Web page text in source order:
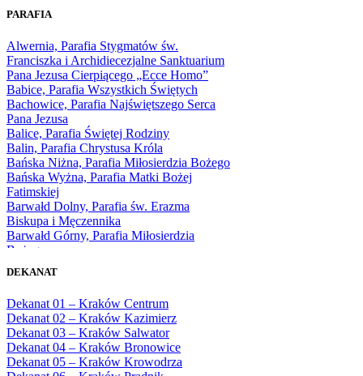
1966
1968
1969
1970
1971
1972
1973
1974
1975
1976
1977
1978
1979
1980
1981
1983
1985
1986
1987
1988
1989
1990
PARAFIA
Alwernia, Parafia Stygmatów św.
Franciszka i Archidiecezjalne Sanktuarium
Pana Jezusa Cierpiącego „Ecce Homo”
Babice, Parafia Wszystkich Świętych
Bachowice, Parafia Najświętszego Serca
Pana Jezusa
Balice, Parafia Świętej Rodziny
Balin, Parafia Chrystusa Króla
Bańska Niżna, Parafia Miłosierdzia Bożego
Bańska Wyżna, Parafia Matki Bożej
Fatimskiej
Barwałd Dolny, Parafia św. Erazma
Biskupa i Męczennika
Barwałd Górny, Parafia Miłosierdzia
Bożego
Bęczarka, Parafia Matki Boskiej
Będkowice, Parafia Najświętszej Maryi
Panny Królowej
Białka Górna, Parafia Matki Bożej
Królowej Rodzin
Białka Tatrzańska, Parafia Świętych
DEKANAT
Dekanat 01 – Kraków Centrum
Dekanat 02 – Kraków Kazimierz
Dekanat 03 – Kraków Salwator
Dekanat 04 – Kraków Bronowice
Dekanat 05 – Kraków Krowodrza